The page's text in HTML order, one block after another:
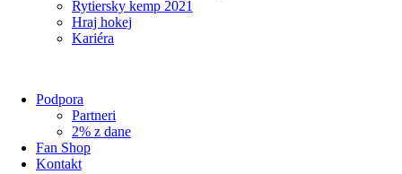
Rytiersky kemp 2021
Hraj hokej
Kariéra
Podpora
Partneri
2% z dane
Fan Shop
Kontakt